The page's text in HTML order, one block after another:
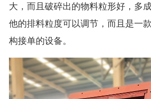
大，而且破碎出的物料粒形好，多
他的排料粒度可以调节，而且是一
构接单的设备。